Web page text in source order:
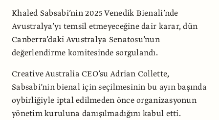
Khaled Sabsabi’nin 2025 Venedik Bienali’nde
Avustralya’yı temsil etmeyeceğine dair karar, dün
Canberra’daki Avustralya Senatosu’nun
değerlendirme komitesinde sorgulandı.
Creative Australia CEO’su Adrian Collette,
Sabsabi’nin bienal için seçilmesinin bu ayın başında
oybirliğiyle iptal edilmeden önce organizasyonun
yönetim kuruluna danışılmadığını kabul etti.